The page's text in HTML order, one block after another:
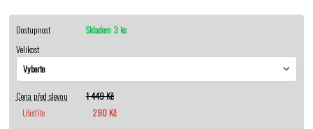
Dostupnost
Skladem 3 ks
Velikost
Cena před slevou
1 449 Kč
Ušetříte
290 Kč